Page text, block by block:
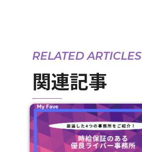
RELATED ARTICLES
関連記事